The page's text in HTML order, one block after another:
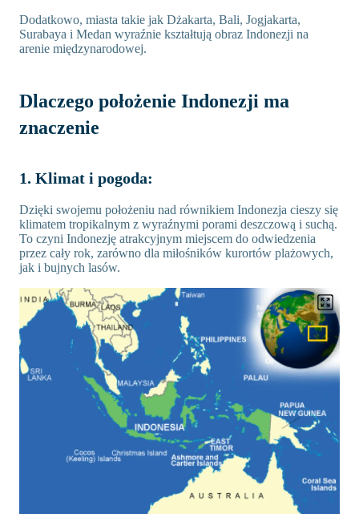
Dodatkowo, miasta takie jak Dżakarta, Bali, Jogjakarta,
Surabaya i Medan wyraźnie kształtują obraz Indonezji na
arenie międzynarodowej.
Dlaczego położenie Indonezji ma
znaczenie
1. Klimat i pogoda:
Dzięki swojemu położeniu nad równikiem Indonezja cieszy się
klimatem tropikalnym z wyraźnymi porami deszczową i suchą.
To czyni Indonezję atrakcyjnym miejscem do odwiedzenia
przez cały rok, zarówno dla miłośników kurortów plażowych,
jak i bujnych lasów.